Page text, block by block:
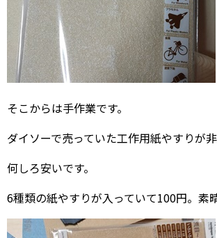
そこからは手作業です。
ダイソーで売っていた工作用紙やすりが非
何しろ安いです。
6種類の紙やすりが入っていて100円。素